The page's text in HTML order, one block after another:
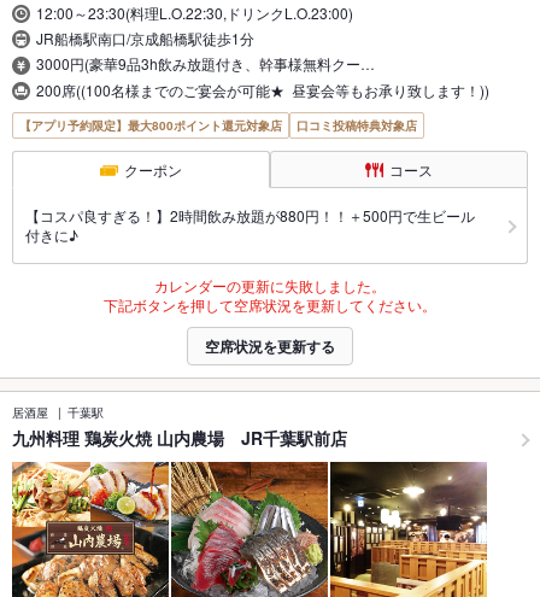
12:00～23:30(料理L.O.22:30,ドリンクL.O.23:00)
JR船橋駅南口/京成船橋駅徒歩1分
3000円(豪華9品3h飲み放題付き、幹事様無料クー…
200席((100名様までのご宴会が可能★ 昼宴会等もお承り致します！))
【アプリ予約限定】最大800ポイント還元対象店 口コミ投稿特典対象店
クーポン コース
【コスパ良すぎる！】2時間飲み放題が880円！！＋500円で生ビール
付きに♪
カレンダーの更新に失敗しました。
下記ボタンを押して空席状況を更新してください。
空席状況を更新する
居酒屋 千葉駅
九州料理 鶏炭火焼 山内農場 JR千葉駅前店